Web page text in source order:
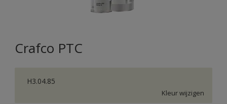
Crafco PTC
H3.04.85
Kleur wijzigen